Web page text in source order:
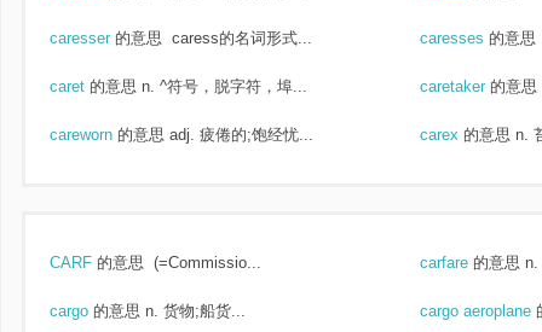
caresser 的意思 caress的名词形式... caresses 的意思
caret 的意思 n. ^符号，脱字符，埠... caretaker 的意思
careworn 的意思 adj. 疲倦的;饱经忧... carex 的意思 n.
CARF 的意思 (=Commissio... carfare 的意思 n.
cargo 的意思 n. 货物;船货... cargo aeroplane